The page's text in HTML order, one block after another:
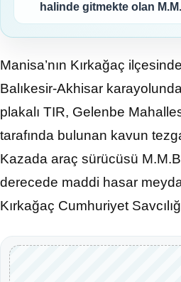
halinde gitmekte olan
Manisa’nın Kırkağaç
Balıkesir-Akhisar
plakalı TIR, Gelenbe
tarafında bulunan kavun
Kazada araç sürücüsü
derecede maddi hasar
Kırkağaç Cumhuriyet